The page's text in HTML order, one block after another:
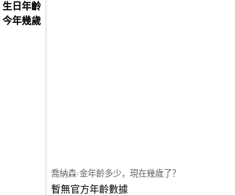
生日年齡
今年幾歲
喬納森·金年齡多少，現在幾歲了？
暫無官方年齡數據